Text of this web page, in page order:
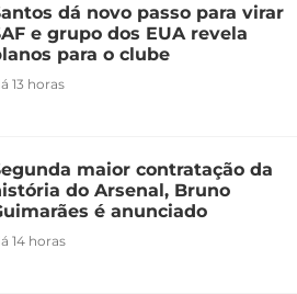
dá novo passo para virar
e grupo dos EUA revela
para o clube
13 horas
maior contratação da
do Arsenal, Bruno
é anunciado
14 horas